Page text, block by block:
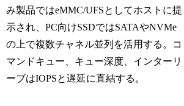
み製品ではeMMC/UFSとしてホストに提
示され、PC向けSSDではSATAやNVMe
の上で複数チャネル並列を活用する。コ
マンドキュー、キュー深度、インターリ
ーブはIOPSと遅延に直結する。